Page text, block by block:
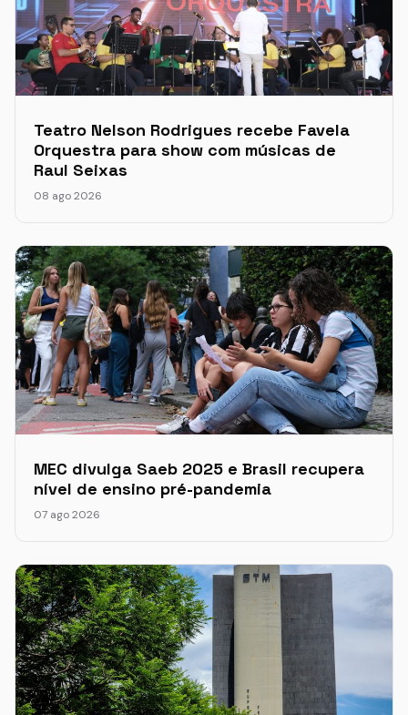
Teatro Nelson Rodrigues recebe Favela
Orquestra para show com músicas de
Raul Seixas
08 ago 2026
MEC divulga Saeb 2025 e Brasil recupera
nível de ensino pré-pandemia
07 ago 2026